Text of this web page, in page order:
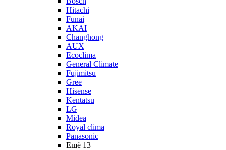
Hitachi
Funai
AKAI
Changhong
AUX
Ecoclima
General Climate
Fujimitsu
Gree
Hisense
Kentatsu
LG
Midea
Royal clima
Panasonic
Ещё 13